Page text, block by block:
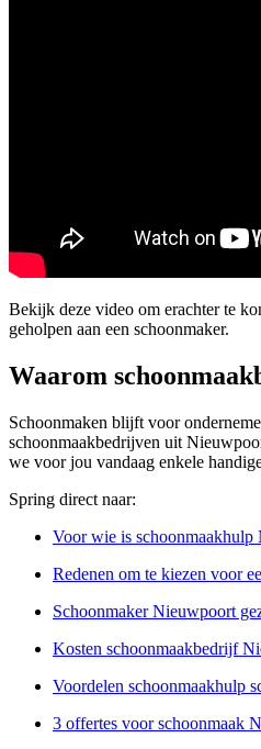
Bekijk deze video om erachter te
geholpen aan een schoonmaker.
Waarom
Schoonmaken blijft voor
schoonmaakbedrijven uit
we voor jou vandaag enkele
Spring direct naar:
Voor wie is schoonmaakhulp
Redenen om te kiezen voor
Schoonmaker Nieuwpoort
Kosten schoonmaakbedrijf
Voordelen schoonmaakhulp
3 offertes voor schoonmaak